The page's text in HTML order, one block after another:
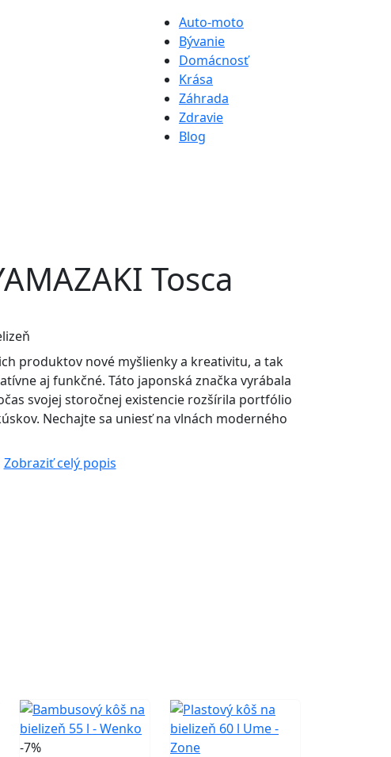
Auto-moto
Bývanie
Domácnosť
Krása
Záhrada
Zdravie
Blog
Tosca
produktov nové myšlienky a kreativitu, a tak
aj funkčné. Táto japonská značka vyrábala
svojej storočnej existencie rozšírila portfólio
Nechajte sa uniesť na vlnách moderného
Zobraziť celý popis
-7%